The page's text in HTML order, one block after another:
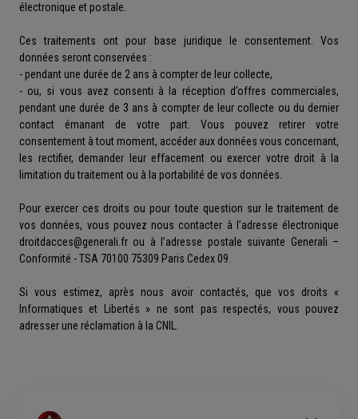
électronique et postale.
Ces traitements ont pour base juridique le consentement. Vos
données seront conservées :
- pendant une durée de 2 ans à compter de leur collecte,
- ou, si vous avez consenti à la réception d’offres commerciales,
pendant une durée de 3 ans à compter de leur collecte ou du dernier
contact émanant de votre part. Vous pouvez retirer votre
consentement à tout moment, accéder aux données vous concernant,
les rectifier, demander leur effacement ou exercer votre droit à la
limitation du traitement ou à la portabilité de vos données.
Pour exercer ces droits ou pour toute question sur le traitement de
vos données, vous pouvez nous contacter à l’adresse électronique
droitdacces@generali.fr ou à l’adresse postale suivante Generali –
Conformité - TSA 70100 75309 Paris Cedex 09.
Si vous estimez, après nous avoir contactés, que vos droits «
Informatiques et Libertés » ne sont pas respectés, vous pouvez
adresser une réclamation à la CNIL.